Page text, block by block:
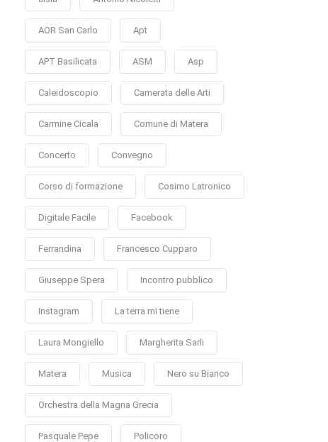
AOR San Carlo Apt
APT Basilicata ASM Asp
Caleidoscopio Camerata delle Arti
Carmine Cicala Comune di Matera
Concerto Convegno
Corso di formazione Cosimo Latronico
Digitale Facile Facebook
Ferrandina Francesco Cupparo
Giuseppe Spera Incontro pubblico
Instagram La terra mi tiene
Laura Mongiello Margherita Sarli
Matera Musica Nero su Bianco
Orchestra della Magna Grecia
Pasquale Pepe Policoro